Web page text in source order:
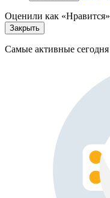
Оценили как «Нравится»
Закрыть
Самые активные сегодня